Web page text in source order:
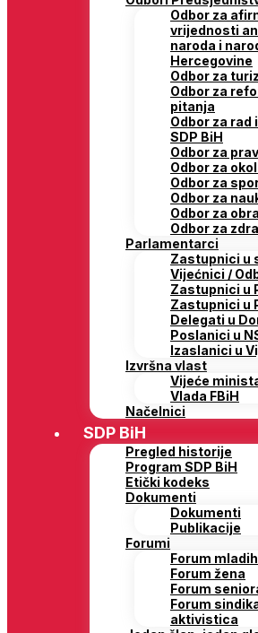
Odbor za
vrijednosti
naroda i
Hercegovine
Odbor za
Odbor za
pitanja
Odbor za
SDP BiH
Odbor za
Odbor za
Odbor za
Odbor za
Odbor za
Odbor za
Parlamentarci
Zastupnici u
Vijećnici /
Zastupnici u
Zastupnici u
Delegati u
Poslanici u
Izaslanici u
Izvršna vlast
Vijeće
Vlada FBiH
Načelnici
SDP BiH
Pregled historije
Program SDP BiH
Etički kodeks
Dokumenti
Dokumenti
Publikacije
Forumi
Forum mladih
Forum žena
Forum
Forum
aktivistica